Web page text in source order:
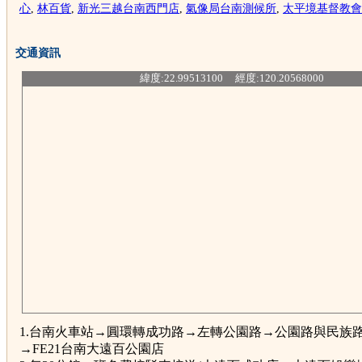
心 林百貨 新光三越台南西門店 氣像局台南測候所 太平境基督教會
交通資訊
緯度:22.99513100 經度:120.20568000
1.台南火車站→圓環轉成功路→左轉公園路→公園路與民族
→FE21台南大遠百公園店